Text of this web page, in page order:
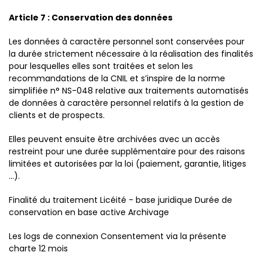
Article 7 : Conservation des données
Les données à caractère personnel sont conservées pour
la durée strictement nécessaire à la réalisation des finalités
pour lesquelles elles sont traitées et selon les
recommandations de la CNIL et s’inspire de la norme
simplifiée n° NS-048 relative aux traitements automatisés
de données à caractère personnel relatifs à la gestion de
clients et de prospects.
Elles peuvent ensuite être archivées avec un accès
restreint pour une durée supplémentaire pour des raisons
limitées et autorisées par la loi (paiement, garantie, litiges
...).
Finalité du traitement Licéité - base juridique Durée de
conservation en base active Archivage
Les logs de connexion Consentement via la présente
charte 12 mois